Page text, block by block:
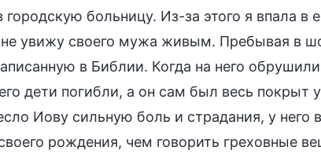
городскую больницу. Из-за этого я впала в
увижу своего мужа живым. Пребывая в
в Библии. Когда на него
дети погибли, а он сам был весь покрыт
Иову сильную боль и страдания, у него
рождения, чем говорить греховные